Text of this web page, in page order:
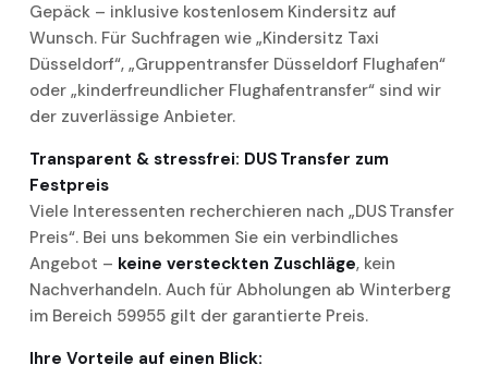
Gepäck – inklusive kostenlosem Kindersitz auf
Wunsch. Für Suchfragen wie „Kindersitz Taxi
Düsseldorf“, „Gruppen­transfer Düsseldorf Flughafen“
oder „kinderfreundlicher Flughafentransfer“ sind wir
der zuverlässige Anbieter.
Transparent & stressfrei: DUS Transfer zum
Festpreis
Viele Interessenten recherchieren nach „DUS Transfer
Preis“. Bei uns bekommen Sie ein verbindliches
Angebot – keine versteckten Zuschläge, kein
Nachverhandeln. Auch für Abholungen ab Winterberg
im Bereich 59955 gilt der garantierte Preis.
Ihre Vorteile auf einen Blick: